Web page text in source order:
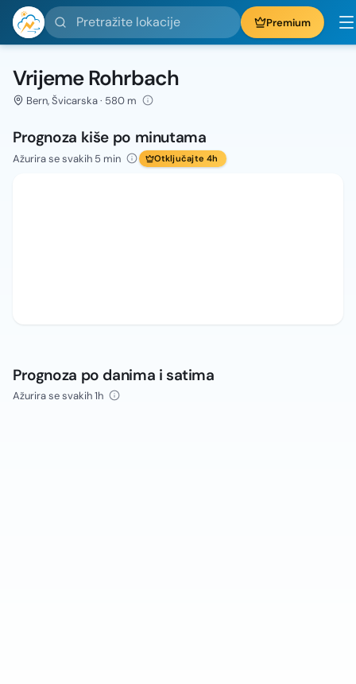
Pretražite lokacije Premium
Vrijeme Rohrbach
Bern, Švicarska · 580 m
Prognoza kiše po minutama
Ažurira se svakih 5 min Otključajte 4h
Prognoza po danima i satima
Ažurira se svakih 1h